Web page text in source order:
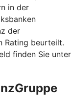
in der
der
Rating beurteilt.
finden Sie unter